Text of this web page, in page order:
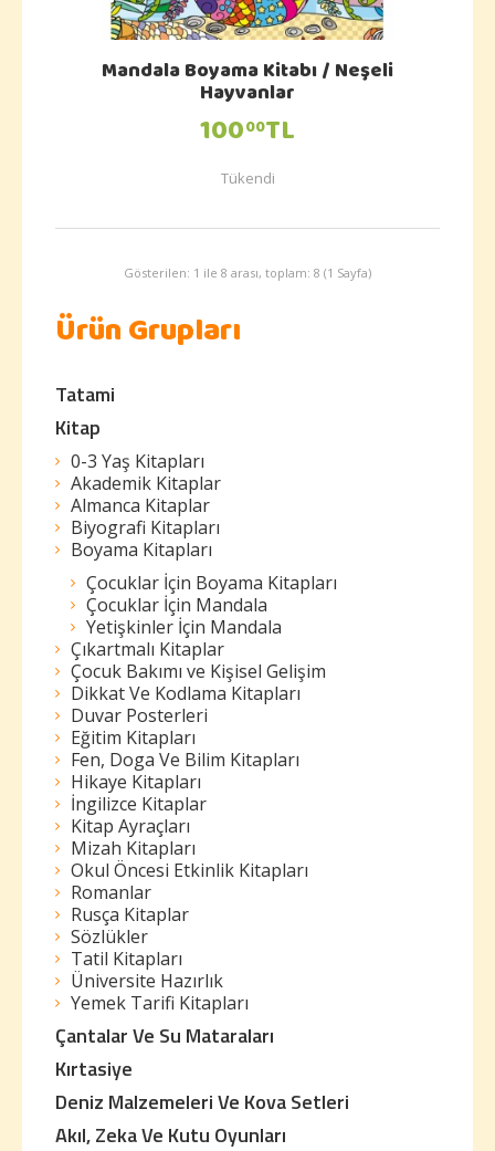
Mandala Boyama Kitabı / Neşeli
Hayvanlar
10000TL
Tükendi
Gösterilen: 1 ile 8 arası, toplam: 8 (1 Sayfa)
Ürün Grupları
Tatami
Kitap
0-3 Yaş Kitapları
Akademik Kitaplar
Almanca Kitaplar
Biyografi Kitapları
Boyama Kitapları
Çocuklar İçin Boyama Kitapları
Çocuklar İçin Mandala
Yetişkinler İçin Mandala
Çıkartmalı Kitaplar
Çocuk Bakımı ve Kişisel Gelişim
Dikkat Ve Kodlama Kitapları
Duvar Posterleri
Eğitim Kitapları
Fen, Doga Ve Bilim Kitapları
Hikaye Kitapları
İngilizce Kitaplar
Kitap Ayraçları
Mizah Kitapları
Okul Öncesi Etkinlik Kitapları
Romanlar
Rusça Kitaplar
Sözlükler
Tatil Kitapları
Üniversite Hazırlık
Yemek Tarifi Kitapları
Çantalar Ve Su Mataraları
Kırtasiye
Deniz Malzemeleri Ve Kova Setleri
Akıl, Zeka Ve Kutu Oyunları